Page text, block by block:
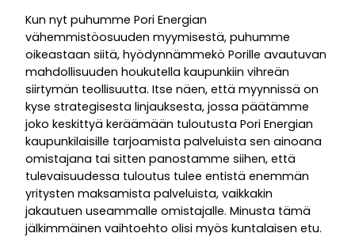
Kun nyt puhumme Pori Energian
vähemmistöosuuden myymisestä, puhumme
oikeastaan siitä, hyödynnämmekö Porille avautuvan
mahdollisuuden houkutella kaupunkiin vihreän
siirtymän teollisuutta. Itse näen, että myynnissä on
kyse strategisesta linjauksesta, jossa päätämme
joko keskittyä keräämään tuloutusta Pori Energian
kaupunkilaisille tarjoamista palveluista sen ainoana
omistajana tai sitten panostamme siihen, että
tulevaisuudessa tuloutus tulee entistä enemmän
yritysten maksamista palveluista, vaikkakin
jakautuen useammalle omistajalle. Minusta tämä
jälkimmäinen vaihtoehto olisi myös kuntalaisen etu.